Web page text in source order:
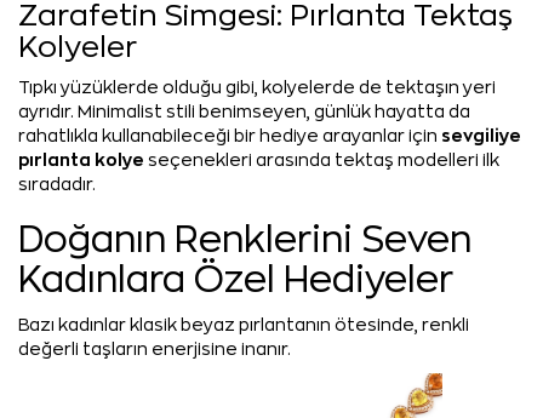
Zarafetin Simgesi: Pırlanta Tektaş
Kolyeler
Tıpkı yüzüklerde olduğu gibi, kolyelerde de tektaşın yeri
ayrıdır. Minimalist stili benimseyen, günlük hayatta da
rahatlıkla kullanabileceği bir hediye arayanlar için sevgiliye
pırlanta kolye seçenekleri arasında tektaş modelleri ilk
sıradadır.
Doğanın Renklerini Seven
Kadınlara Özel Hediyeler
Bazı kadınlar klasik beyaz pırlantanın ötesinde, renkli
değerli taşların enerjisine inanır.